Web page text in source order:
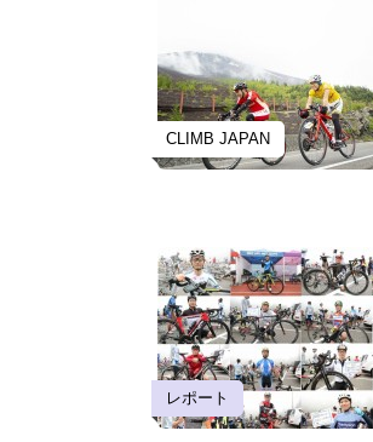
CLIMB JAPAN
レポート